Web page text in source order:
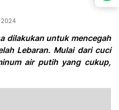
2024
dilakukan untuk mencegah
Lebaran. Mulai dari cuci
air putih yang cukup,